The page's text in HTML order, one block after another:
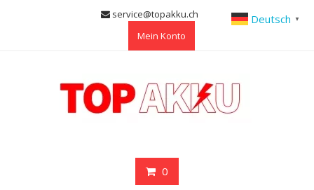
service@topakku.ch
Mein Konto
0
Deutsch ▼